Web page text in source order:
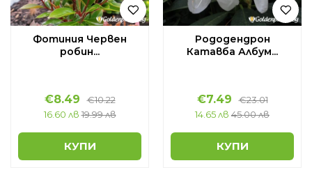
Фотиния Червен
робин...
€8.49 €10.22
16.60 лв 19.99 лв
КУПИ
Рододендрон
Катавба Албум...
€7.49 €23.01
14.65 лв 45.00 лв
КУПИ